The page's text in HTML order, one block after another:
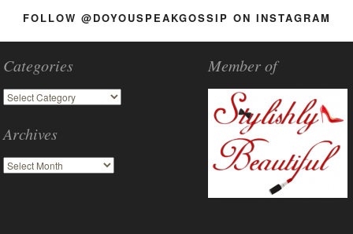
FOLLOW @DOYOUSPEAKGOSSIP ON INSTAGRAM
Categories
Archives
Member of